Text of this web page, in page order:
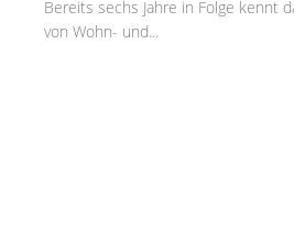
Bereits sechs Jahre in Folge kennt
von Wohn- und...